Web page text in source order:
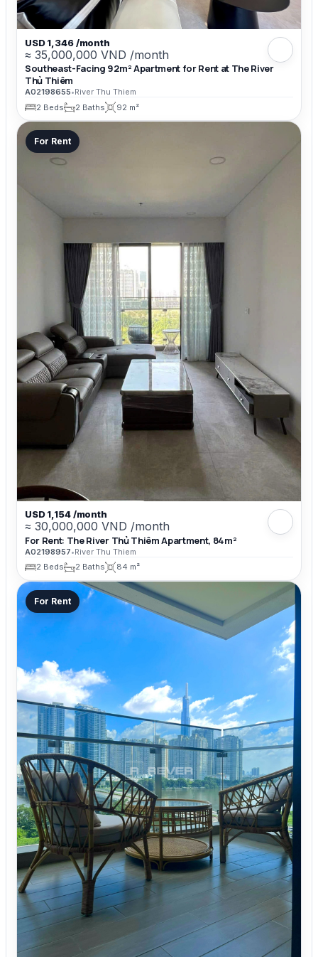
USD 1,346 /month
≈ 35,000,000 VND /month
Southeast-Facing 92m² Apartment for Rent at The River
Thủ Thiêm
A02198655•River Thu Thiem
2 Beds
2 Baths 92 m²
For Rent
USD 1,154 /month
≈ 30,000,000 VND /month
For Rent: The River Thủ Thiêm Apartment, 84m²
A02198957•River Thu Thiem
2 Beds
2 Baths 84 m²
For Rent